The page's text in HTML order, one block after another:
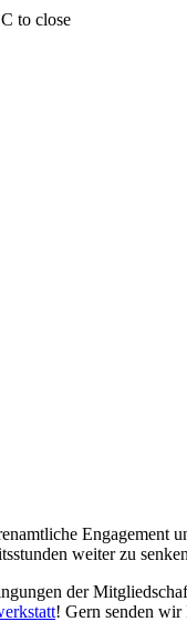
to close
weiter zu
der
! Gern senden